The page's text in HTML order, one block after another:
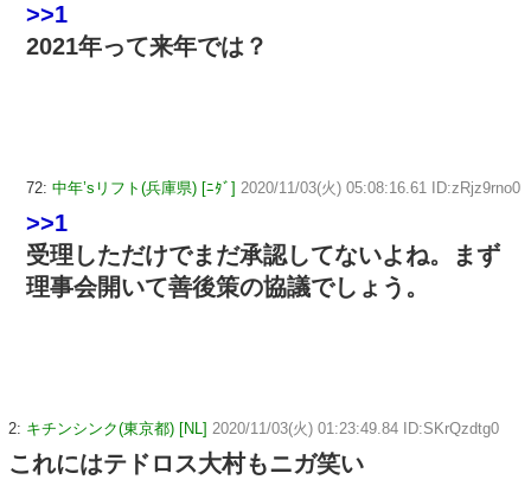
>>1
2021年って来年では？
72: 中年’sリフト(兵庫県) [ﾆﾀﾞ] 2020/11/03(火) 05:08:16.61 ID:zRjz9rno0
>>1
受理しただけでまだ承認してないよね。まず
理事会開いて善後策の協議でしょう。
2: キチンシンク(東京都) [NL] 2020/11/03(火) 01:23:49.84 ID:SKrQzdtg0
これにはテドロス大村もニガ笑い